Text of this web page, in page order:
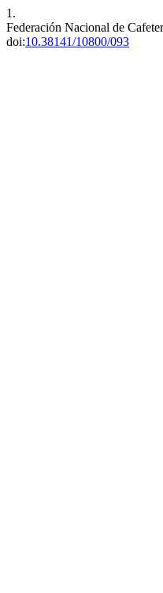
1.
Federación Nacional de
doi:10.38141/10800/093